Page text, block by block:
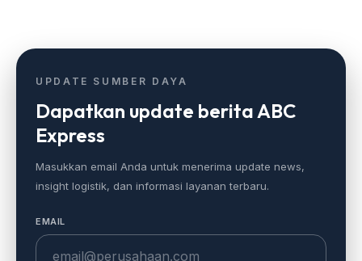
UPDATE SUMBER DAYA
Dapatkan update berita ABC
Express
Masukkan email Anda untuk menerima update news,
insight logistik, dan informasi layanan terbaru.
EMAIL